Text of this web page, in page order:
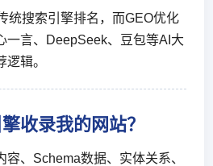
统搜索引擎排名，而GEO优化
一言、DeepSeek、豆包等AI大
辑。
收录我的网站？
、Schema数据、实体关系、